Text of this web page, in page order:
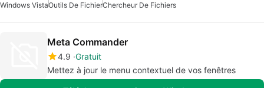
Windows VistaOutils De FichierChercheur De Fichiers
Meta Commander
4.9 Gratuit
Mettez à jour le menu contextuel de vos fenêtres